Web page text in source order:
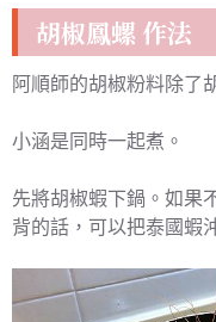
胡椒鳳螺 作法
阿順師的胡椒粉料除了
小涵是同時一起煮。
先將胡椒蝦下鍋。如果
背的話，可以把泰國蝦